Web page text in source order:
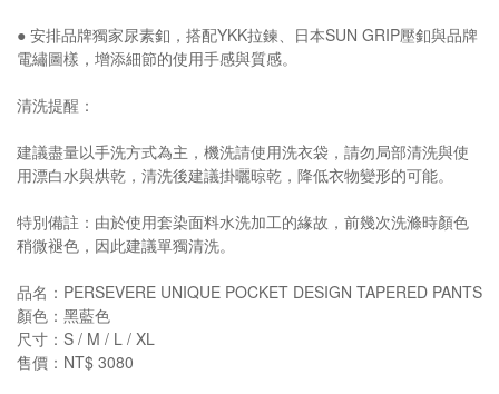
● 安排品牌獨家尿素釦，搭配YKK拉鍊、日本SUN GRIP壓釦與品牌
電繡圖樣，增添細節的使用手感與質感。
清洗提醒：
建議盡量以手洗方式為主，機洗請使用洗衣袋，請勿局部清洗與使
用漂白水與烘乾，清洗後建議掛曬晾乾，降低衣物變形的可能。
特別備註：由於使用套染面料水洗加工的緣故，前幾次洗滌時顏色
稍微褪色，因此建議單獨清洗。
品名：PERSEVERE UNIQUE POCKET DESIGN TAPERED PANTS
顏色：黑藍色
尺寸：S / M / L / XL
售價：NT$ 3080